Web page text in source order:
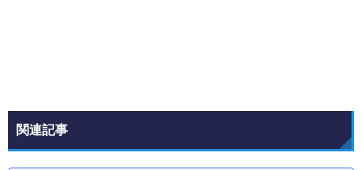
関連記事